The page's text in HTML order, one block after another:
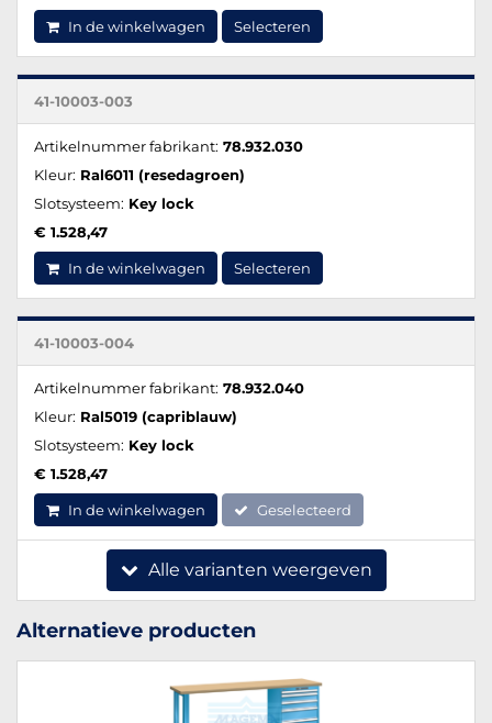
In de winkelwagen Selecteren
41-10003-003
Artikelnummer fabrikant: 78.932.030
Kleur: Ral6011 (resedagroen)
Slotsysteem: Key lock
€ 1.528,47
In de winkelwagen Selecteren
41-10003-004
Artikelnummer fabrikant: 78.932.040
Kleur: Ral5019 (capriblauw)
Slotsysteem: Key lock
€ 1.528,47
In de winkelwagen Geselecteerd
Alle varianten weergeven
Alternatieve producten